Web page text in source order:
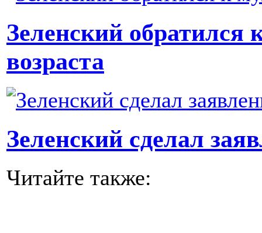
Зеленский
возраста
Зеленский сделал
Читайте также: